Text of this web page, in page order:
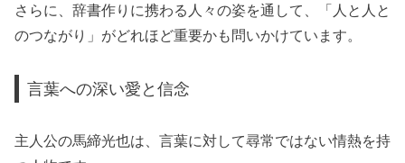
さらに、辞書作りに携わる人々の姿を通して、「人と人と
のつながり」がどれほど重要かも問いかけています。
言葉への深い愛と信念
主人公の馬締光也は、言葉に対して尋常ではない情熱を持